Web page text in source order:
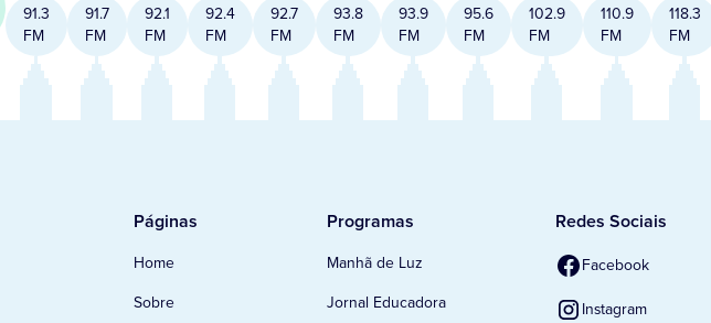
91.3
FM
91.7
FM
92.1
FM
92.4
FM
92.7
FM
93.8
FM
93.9
FM
95.6
FM
102.9
FM
110.9
FM
118.3
FM
Páginas
Home
Sobre
Programas
Manhã de Luz
Jornal Educadora
Redes Sociais
Facebook
Instagram